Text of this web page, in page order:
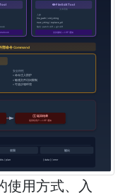
使用方式、入